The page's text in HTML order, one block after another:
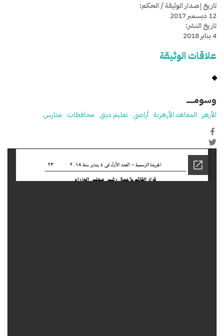
تاريخ إصدار الوثيقة / الحكم:
12 ديسمبر 2017
تاريخ النشر:
4 يناير 2018
علاقات الوثيقة
وسومـــــ
الأزهر المعاهد الأزهرية أراضي تعليم ديني محافظات مدارس